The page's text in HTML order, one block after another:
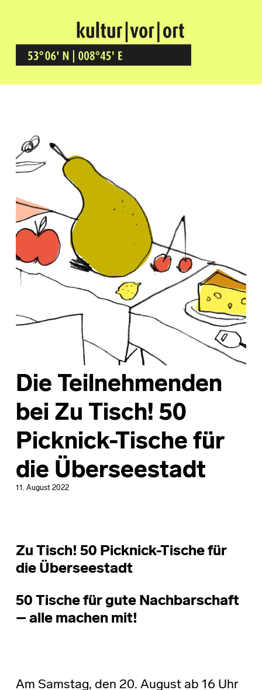
Kultur Vor Ort
BREMEN GRÖPELINGEN
Die Teilnehmenden
bei Zu Tisch! 50
Picknick-Tische für
die Überseestadt
11. August 2022
Zu Tisch! 50 Picknick-Tische für
die Überseestadt
50 Tische für gute Nachbarschaft
– alle machen mit!
Am Samstag, den 20. August ab 16 Uhr